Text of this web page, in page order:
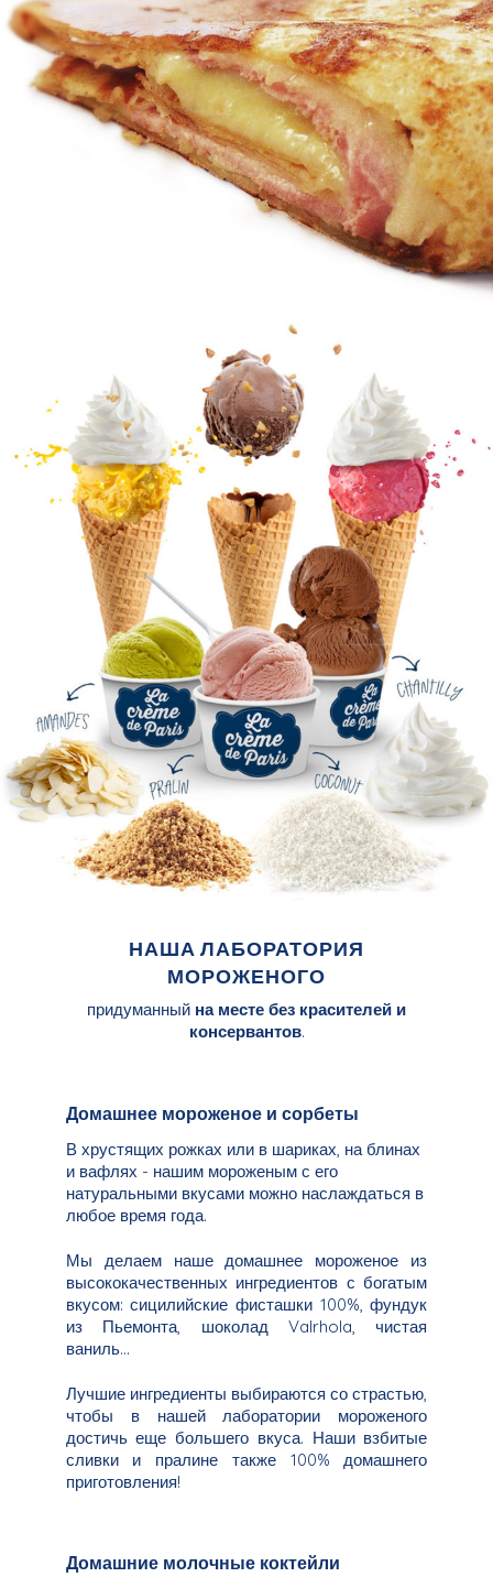
НАША ЛАБОРАТОРИЯ
МОРОЖЕНОГО
придуманный на месте без красителей и
консервантов.
Домашнее мороженое и сорбеты
В хрустящих рожках или в шариках, на блинах
и вафлях - нашим мороженым с его
натуральными вкусами можно наслаждаться в
любое время года.
Мы делаем наше домашнее мороженое из
высококачественных ингредиентов с богатым
вкусом: сицилийские фисташки 100%, фундук
из Пьемонта, шоколад Valrhola, чистая
ваниль...
Лучшие ингредиенты выбираются со страстью,
чтобы в нашей лаборатории мороженого
достичь еще большего вкуса. Наши взбитые
сливки и пралине также 100% домашнего
приготовления!
Домашние молочные коктейли